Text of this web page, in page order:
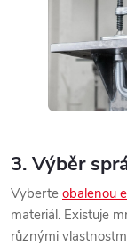
3. Výběr
Vyberte obalenou
materiál. Existuje
různými